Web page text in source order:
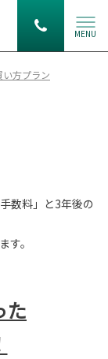
MENU
い方プラン
数料」と3年後の
す。
た